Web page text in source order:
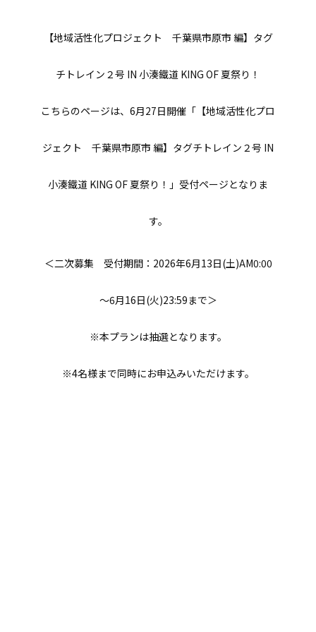
【地域活性化プロジェクト 千葉県市原市 編】タグ
チトレイン２号 IN 小湊鐵道 KING OF 夏祭り！
こちらのページは、6月27日開催「【地域活性化プロ
ジェクト 千葉県市原市 編】タグチトレイン２号 IN
小湊鐵道 KING OF 夏祭り！」受付ページとなりま
す。
＜二次募集 受付期間：2026年6月13日(土)AM0:00
～6月16日(火)23:59まで＞
※本プランは抽選となります。
※4名様まで同時にお申込みいただけます。